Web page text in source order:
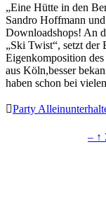
„Eine Hütte in den
Sandro Hoffmann
Downloadshops! An
„Ski Twist“, setzt der
Eigenkomposition
aus Köln,besser
haben schon bei
Party
– ↑